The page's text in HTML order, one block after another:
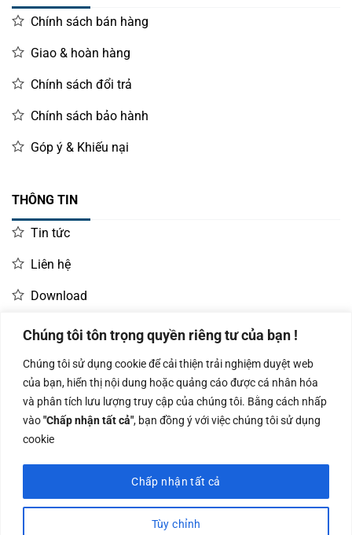
Chúng tôi tôn trọng quyền riêng tư của bạn !
Chúng tôi sử dụng cookie để cải thiện trải nghiệm duyệt web
của bạn, hiển thị nội dung hoặc quảng cáo được cá nhân hóa
và phân tích lưu lượng truy cập của chúng tôi. Bằng cách nhấp
vào"Chấp nhận tất cả", bạn đồng ý với việc chúng tôi sử dụng
cookie
Tùy chỉnh
Chấp nhận tất cả
Chính sách bán hàng
Giao & hoàn hàng
Chính sách đổi trả
Chính sách bảo hành
Góp ý & Khiếu nại
THÔNG TIN
Tin tức
Liên hệ
Download
Kinh doanh:
0966.93.1717
KD Dự Án: 0987
835 345
Kế Toán:
0987.919.040
Công ty TNHH Nam Bình Xương - Số ĐKKD: 0108783483 cấp ngày
14/06/2019 bởi Sở Kế Hoạch và Đầu Tư Tp. Hà Nội